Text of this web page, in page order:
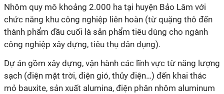
Nhôm quy mô khoảng 2.000 ha tại huyện Bảo Lâm với
chức năng khu công nghiệp liên hoàn (từ quặng thô đến
thành phẩm đầu cuối là sản phẩm tiêu dùng cho ngành
công nghiệp xây dựng, tiêu thụ dân dụng).
Dự án gồm xây dựng, vận hành các lĩnh vực từ năng lượng
sạch (điện mặt trời, điện gió, thủy điện…) đến khai thác
mỏ bauxite, sản xuất alumina, điện phân nhôm aluminum